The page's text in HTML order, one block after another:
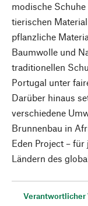
modische
tierischen
pflanzliche
Baumwolle und
traditionellen
Portugal unter
Darüber hinaus
verschiedene
Brunnenbau in
Eden Project –
Ländern des
Verantwortlicher